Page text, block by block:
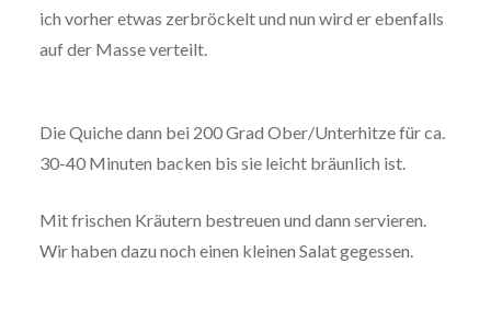
ich vorher etwas zerbröckelt und nun wird er ebenfalls
auf der Masse verteilt.
Die Quiche dann bei 200 Grad Ober/Unterhitze für ca.
30-40 Minuten backen bis sie leicht bräunlich ist.
Mit frischen Kräutern bestreuen und dann servieren.
Wir haben dazu noch einen kleinen Salat gegessen.